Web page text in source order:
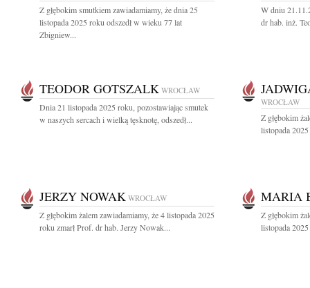
Z głębokim smutkiem zawiadamiamy, że dnia 25
listopada 2025 roku odszedł w wieku 77 lat
Zbigniew...
W dniu
dr hab. inż.
TEODOR GOTSZALK WROCŁAW
Dnia 21 listopada 2025 roku, pozostawiając smutek
w naszych sercach i wielką tęsknotę, odszedł...
WROCŁAW
Z głębokim
listopada
JERZY NOWAK WROCŁAW
Z głębokim żalem zawiadamiamy, że 4 listopada 2025
roku zmarł Prof. dr hab. Jerzy Nowak...
MARIA
Z głębokim
listopada